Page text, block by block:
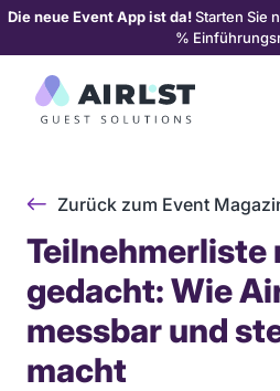
Die neue Event App ist da!Starten Sie
%
Zurück zum Event
Teilnehmerliste
gedacht: Wie
messbar und
macht